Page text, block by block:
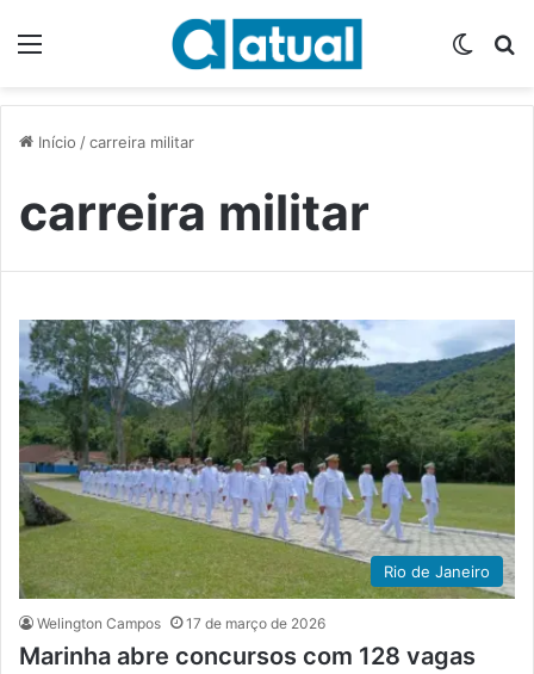
Início /carreira militar
carreira militar
Rio de Janeiro
Welington Campos 17 de março de 2026
Marinha abre concursos com 128 vagas